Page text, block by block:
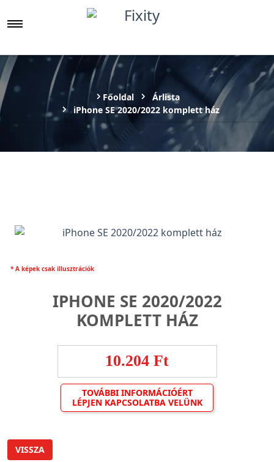
Főoldal
Árlista
iPhone SE 2020/2022 komplett ház
* A képek csak illusztrációk
IPHONE SE 2020/2022
KOMPLETT HÁZ
10.204 Ft
TOVÁBBI INFORMÁCIÓÉRT
LÉPJEN KAPCSOLATBA VELÜNK
VISSZA